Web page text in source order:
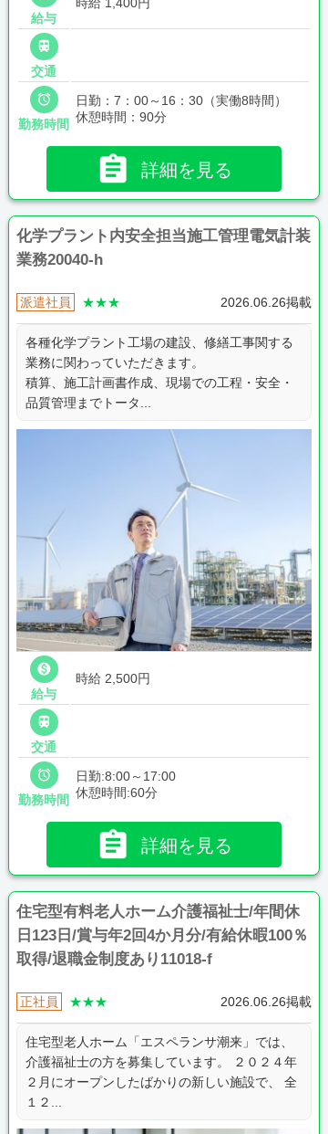
給与

交通

勤務時間
日勤：7：00～16：30（実働8時間）
休憩時間：90分
 詳細を見る
化学プラント内安全担当施工管理電気計装
業務20040-h
派遣社員 ★★★ 2026.06.26掲載
各種化学プラント工場の建設、修繕工事関する
業務に関わっていただきます。
積算、施工計画書作成、現場での工程・安全・
品質管理までトータ...

給与
時給 2,500円

交通

勤務時間
日勤:8:00～17:00
休憩時間:60分
 詳細を見る
住宅型有料老人ホーム介護福祉士/年間休
日123日/賞与年2回4か月分/有給休暇100％
取得/退職金制度あり11018-f
正社員 ★★★ 2026.06.26掲載
住宅型老人ホーム「エスペランサ潮来」では、
介護福祉士の方を募集しています。 ２０２４年
２月にオープンしたばかりの新しい施設で、 全
１２...